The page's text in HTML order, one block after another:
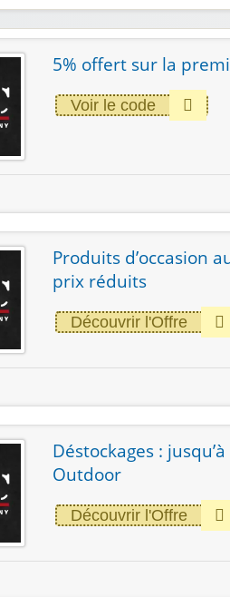
5% offert sur la
Voir le code
Produits d’occasion
prix réduits
Découvrir l'Offre
Déstockages :
Outdoor
Découvrir l'Offre